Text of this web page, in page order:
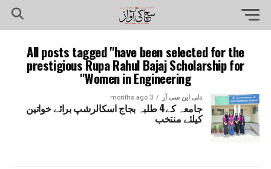
All posts tagged "have been selected for the
prestigious Rupa Rahul Bajaj Scholarship for
Women in Engineering"
دلی این سی آر 3 months ago
جامعہ کے4 طلبہ بجاج اسکالرشپ برائے خواتین
کیلئے منتخب